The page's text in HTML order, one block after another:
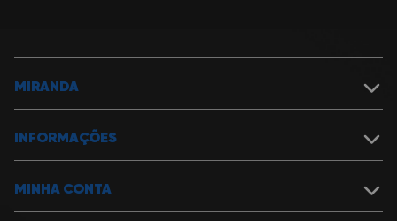
MIRANDA
Política de Segurança
Nossas Lojas
Assistência Técnica
Trabalhe na Miranda
INFORMAÇÕES
Política de Entrega
Formas de pagamento e descontos
Política de Cancelamentos, Devoluções e Reembolsos
MINHA CONTA